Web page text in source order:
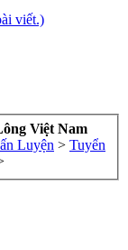
viết.)
Việt Nam
Luyện > Tuyển